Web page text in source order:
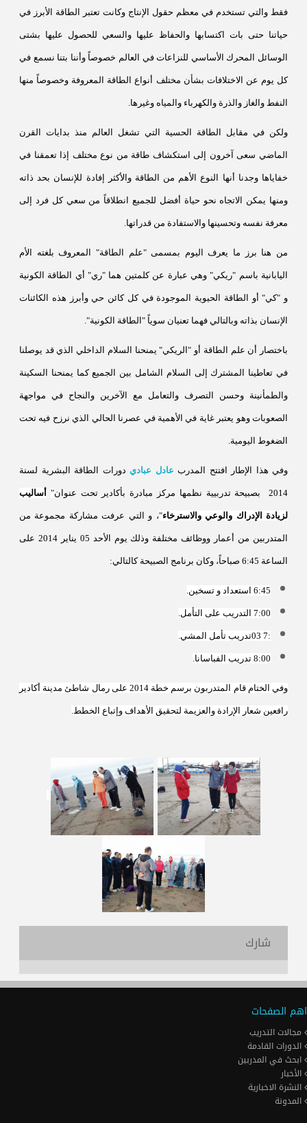
فقط والتي تستخدم في معظم حقول الإنتاج وكانت تعتبر الطاقة الأبرز في
حياتنا حتى بات اكتسابها والحفاظ عليها والسعي للحصول عليها بشتى
الوسائل المحرك الأساسي للنزاعات في العالم خصوصاً وأننا بتنا نسمع في
كل يوم عن الاختلافات بشأن مختلف أنواع الطاقة المعروفة وخصوصاً منها
النفط والغاز والذرة والكهرباء والمياه وغيرها.
ولكن في مقابل الطاقة الحسية التي تشغل العالم منذ بدايات القرن
الماضي سعى آخرون إلى استكشاف طاقة من نوع مختلف إذا تعمقنا في
خفاياها وجدنا أنها النوع الأهم من الطاقة والأكثر إفادة للإنسان بحد ذاته
ومنها يمكن الاتجاه نحو حياة أفضل للجميع انطلاقاً من سعي كل فرد إلى
معرفة نفسه وتحسينها والاستفادة من قدراتها.
من هنا برز ما يعرف اليوم بمسمى "علم الطاقة" المعروف بلغته الأم
اليابانية باسم "ريكي" وهي عبارة عن كلمتين هما "ري" أي الطاقة الكونية
و "كي" أو الطاقة الحيوية الموجودة في كل كائن حي وأبرز هذه الكائنات
الإنسان بذاته وبالتالي فهما تعنيان سوياً "الطاقة الكونية".
باختصار أن علم الطاقة أو "الريكي" يمنحنا السلام الداخلي الذي قد يوصلنا
في تعاطينا المشترك إلى السلام الشامل بين الجميع كما يمنحنا السكينة
والطمأنينة وحسن التصرف والتعامل مع الآخرين والنجاح في مواجهة
الصعوبات وهو يعتبر غاية في الأهمية في عصرنا الحالي الذي نرزح فيه تحت
الضغوط اليومية.
وفي هذا الإطار افتتح المدرب عادل عبادي دورات الطاقة البشرية لسنة
2014 بصبيحة تدربيية نظمها مركز مبادرة بأكادير تحت عنوان" أساليب
لزيادة الإدراك والوعي والاسترخاء"، و التي عرفت مشاركة مجموعة من
المتدربين من أعمار و وظائف مختلفة وذلك يوم الأحد 05 يناير 2014 على
الساعة 6:45 صباحاً، وكان برنامج الصبيحة كالتالي:
6:45 استعداد و تسخين.
7:00 التدريب على التأمل.
7:
3
0تدريب تأمل المشي.
8:00 تدريب الفباسانا.
وفي الختام قام المتدربون برسم خطة 2014 على رمال شاطئ مدينة أكادير
رافعين شعار الإرادة والعزيمة لتحقيق الأهداف وإتباع الخطط.
شارك
اهم الصفحات
مجالات التدريب
الدورات القادمة
ابحث في المدربين
الأخبار
النشرة الاخبارية
المدونة